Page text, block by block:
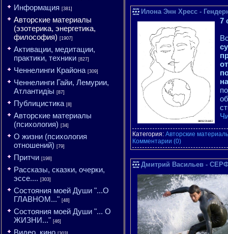
Информация [381]
Авторские материалы
(эзотерика, энергетика,
философия) [1907]
Активации, медитации,
практики, техники [827]
Ченнелинги Крайона [309]
Ченнелинги Гайи, Лемурии,
Атлантидіы [87]
Публицистика [8]
Авторские материалы
(психология) [34]
О жизни (психология
отношений) [79]
Притчи [198]
Рассказы, сказки, очерки,
эссе.... [303]
Состояния моей Души "...О
ГЛАВНОМ..." [48]
Состояния моей Души "... О
ЖИЗНИ..." [46]
Видео, кино
Илона Энн Хресс -
7
Категория: Авторские
Комментарии (0)
Дмитрий Васильев -